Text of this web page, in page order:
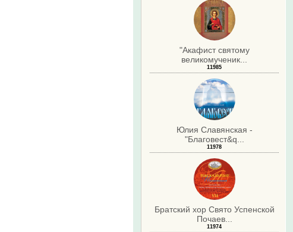
"Акафист святому
великомученик...
11985
Юлия Славянская -
"Благовест&q...
11978
Братский хор Свято Успенской
Почаев...
11974